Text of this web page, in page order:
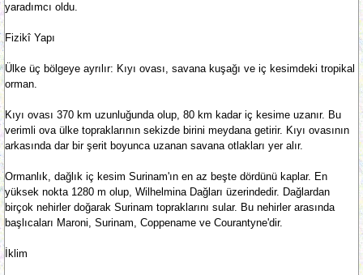
yaradımcı oldu.
Fizikî Yapı
Ülke üç bölgeye ayrılır: Kıyı ovası, savana kuşağı ve iç kesimdeki tropikal
orman.
Kıyı ovası 370 km uzunluğunda olup, 80 km kadar iç kesime uzanır. Bu
verimli ova ülke topraklarının sekizde birini meydana getirir. Kıyı ovasının
arkasında dar bir şerit boyunca uzanan savana otlakları yer alır.
Ormanlık, dağlık iç kesim Surinam'ın en az beşte dördünü kaplar. En
yüksek nokta 1280 m olup, Wilhelmina Dağları üzerindedir. Dağlardan
birçok nehirler doğarak Surinam topraklarını sular. Bu nehirler arasında
başlıcaları Maroni, Surinam, Coppename ve Courantyne'dir.
İklim